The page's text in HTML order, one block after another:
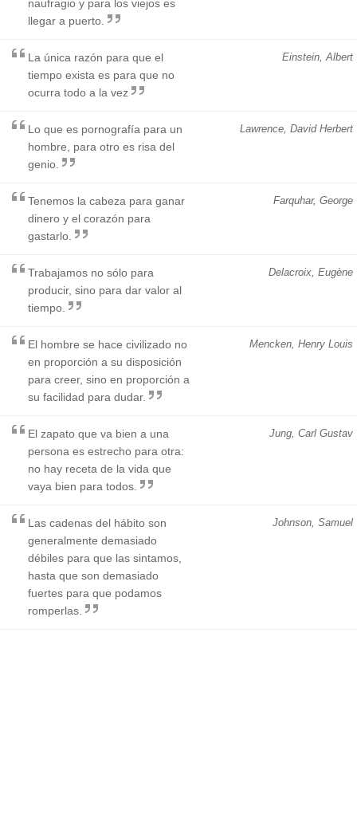
naufragio y para los viejos es
llegar a puerto.
Einstein, Albert
La única razón para que el
tiempo exista es para que no
ocurra todo a la vez
Lawrence, David Herbert
Lo que es pornografía para un
hombre, para otro es risa del
genio.
Farquhar, George
Tenemos la cabeza para ganar
dinero y el corazón para
gastarlo.
Delacroix, Eugène
Trabajamos no sólo para
producir, sino para dar valor al
tiempo.
Mencken, Henry Louis
El hombre se hace civilizado no
en proporción a su disposición
para creer, sino en proporción a
su facilidad para dudar.
Jung, Carl Gustav
El zapato que va bien a una
persona es estrecho para otra:
no hay receta de la vida que
vaya bien para todos.
Johnson, Samuel
Las cadenas del hábito son
generalmente demasiado
débiles para que las sintamos,
hasta que son demasiado
fuertes para que podamos
romperlas.